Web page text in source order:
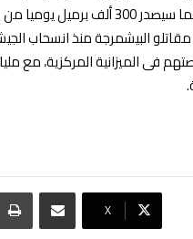
خط الأنابيب التابع لها إلى تركيا،
مقاتلو البيشمرجة منذ انسحاب
فى الميزانية المركزية، مع
‫X
مشاركة عبر البريد